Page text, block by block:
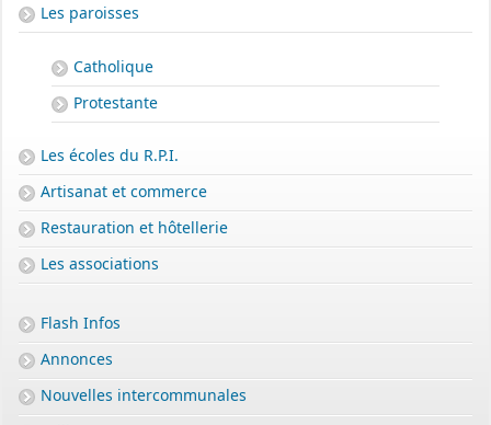
Les paroisses
Catholique
Protestante
Les écoles du R.P.I.
Artisanat et commerce
Restauration et hôtellerie
Les associations
Flash Infos
Annonces
Nouvelles intercommunales